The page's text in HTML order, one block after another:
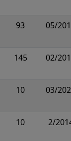
93 05/
145 02/
10 03/
10 2/